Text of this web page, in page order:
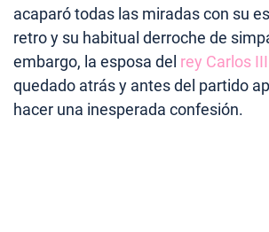
acaparó todas las miradas con su
retro y su habitual derroche de
embargo, la esposa del rey Carlos III
quedado atrás y antes del partido
hacer una inesperada confesión.